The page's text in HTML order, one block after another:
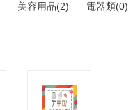
美容用品(2) 電器類(0)